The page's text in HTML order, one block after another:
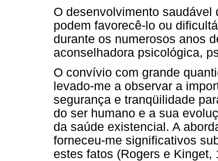
O desenvolvimento
podem favorecê-lo ou
durante os numerosos anos
aconselhadora psicológica,
O convívio com grande
levado-me a observar a
segurança e tranqüilidade
do ser humano e a sua
da saúde existencial. A
forneceu-me significativos
estes fatos (Rogers e Kinget,